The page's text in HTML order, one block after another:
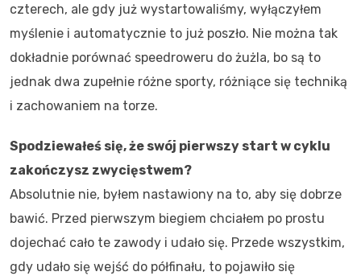
czterech, ale gdy już wystartowaliśmy, wyłączyłem
myślenie i automatycznie to już poszło. Nie można tak
dokładnie porównać speedroweru do żużla, bo są to
jednak dwa zupełnie różne sporty, różniące się techniką
i zachowaniem na torze.
Spodziewałeś się, że swój pierwszy start w cyklu
zakończysz zwycięstwem?
Absolutnie nie, byłem nastawiony na to, aby się dobrze
bawić. Przed pierwszym biegiem chciałem po prostu
dojechać cało te zawody i udało się. Przede wszystkim,
gdy udało się wejść do półfinału, to pojawiło się